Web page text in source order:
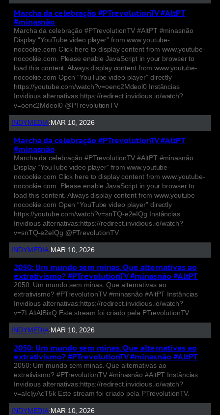
Marcha da celebração #PTrevolutionTV #AltPT
#minasnão
Marcha da celebração #PTrevolutionTV #AltPT #minasnão
Display “YouTube video player” from www.youtube-
nocookie.com Click here to display content from www.youtube-
nocookie.com. Please enable JavaScript in your browser to
load this content. Always display content from www.youtube-
nocookie.com Open “YouTube video player” directly
https://youtube.com/watch?v=oenc2Mdeol0 Instâncias
Invidious alternativas:https://redirect.invidious.io/watch?
v=oenc2Mdeol0 @PTrevolutionTV
INDYMEDIA: MAR 10, 2026
Marcha da celebração #PTrevolutionTV #AltPT
#minasnão
Marcha da celebração #PTrevolutionTV #AltPT #minasnão
Display “YouTube video player” from www.youtube-
nocookie.com Click here to display content from www.youtube-
nocookie.com. Please enable JavaScript in your browser to
load this content. Always display content from www.youtube-
nocookie.com Open “YouTube video player” directly
https://youtube.com/watch?v=snTQ-e2eIQg Instâncias
Invidious alternativas:https://redirect.invidious.io/watch?
v=snTQ-e2eIQg @PTrevolutionTV
INDYMEDIA: MAR 10, 2026
2050: Um mundo sem minas. Que alternativas ao
extrativismo? #PTrevolutionTV #minasnão #AltPT
2050: Um mundo sem minas. Que alternativas ao
extrativismo? #PTrevolutionTV #minasnão #AltPT Instâncias
Invidious alternativas:https://redirect.invidious.io/watch?
v=7LAltAlBixQ Este stream foi criado pela PTrevolutionTV.
INDYMEDIA: MAR 10, 2026
2050: Um mundo sem minas. Que alternativas ao
extrativismo? #PTrevolutionTV #minasnão #AltPT
2050: Um mundo sem minas. Que alternativas ao
extrativismo? #PTrevolutionTV #minasnão #AltPT Instâncias
Invidious alternativas:https://redirect.invidious.io/watch?
v=aIcljyAcT5k Este stream foi criado pela PTrevolutionTV.
INDYMEDIA: MAR 10, 2026